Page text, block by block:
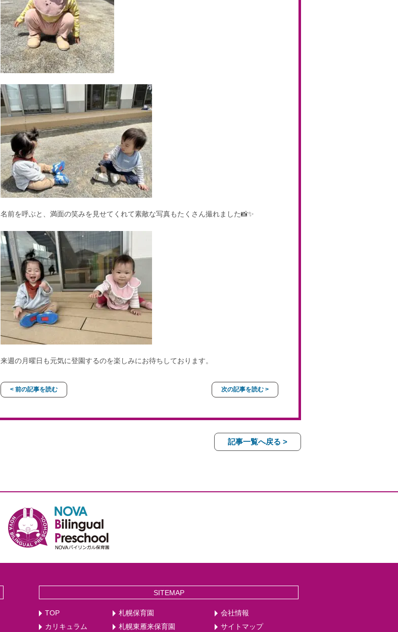
名前を呼ぶと、満面の笑みを見せてくれて素敵な写真もたくさん撮れました📸✨
来週の月曜日も元気に登園するのを楽しみにお待ちしております。
< 前の記事を読む 次の記事を読む >
記事一覧へ戻る >
SITEMAP
TOP
カリキュラム
札幌保育園
札幌東雁来保育園
会社情報
サイトマップ